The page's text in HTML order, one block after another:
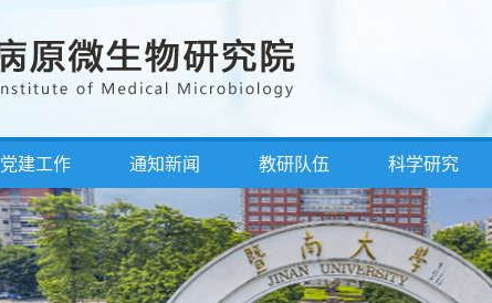
党建工作 通知新闻 教研队伍 科学研究